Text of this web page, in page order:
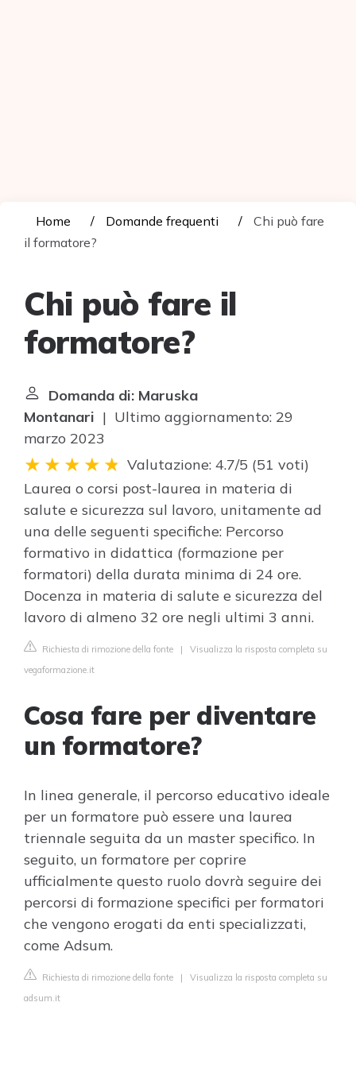
Home Domande frequenti
Chi può fare
il formatore?
Chi può fare il
formatore?
Domanda di: Maruska
Montanari | Ultimo aggiornamento: 29
marzo 2023
Valutazione: 4.7/5 (51 voti)
Laurea o corsi post-laurea in materia di
salute e sicurezza sul lavoro, unitamente ad
una delle seguenti specifiche: Percorso
formativo in didattica (formazione per
formatori) della durata minima di 24 ore.
Docenza in materia di salute e sicurezza del
lavoro di almeno 32 ore negli ultimi 3 anni.
Richiesta di rimozione della fonte | Visualizza la risposta completa su
vegaformazione.it
Cosa fare per diventare
un formatore?
In linea generale, il percorso educativo ideale
per un formatore può essere una laurea
triennale seguita da un master specifico. In
seguito, un formatore per coprire
ufficialmente questo ruolo dovrà seguire dei
percorsi di formazione specifici per formatori
che vengono erogati da enti specializzati,
come Adsum.
Richiesta di rimozione della fonte | Visualizza la risposta completa su
adsum.it